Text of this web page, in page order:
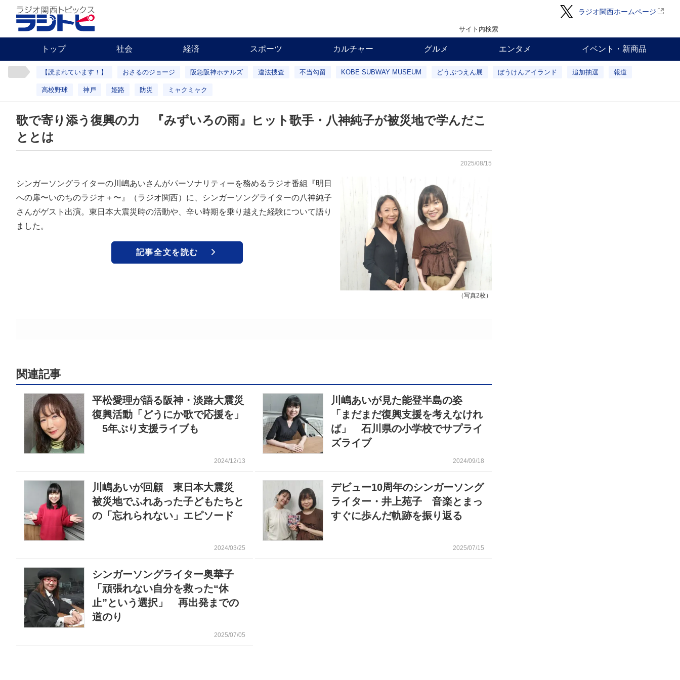
ラジオ関西ホームページ
サイト内検索
トップ 社会 経済 スポーツ カルチャー グルメ エンタメ イベント・新商品
【読まれています！】 おさるのジョージ 阪急阪神ホテルズ 違法捜査 不当勾留 KOBE SUBWAY MUSEUM どうぶつえん展 ぼうけんアイランド 追加抽選 報道
高校野球 神戸 姫路 防災 ミャクミャク
歌で寄り添う復興の力 『みずいろの雨』ヒット歌手・八神純子が被災地で学んだこ
ととは
2025/08/15
（写真2枚）
シンガーソングライターの川嶋あいさんがパーソナリティーを務めるラジオ番組『明日
への扉〜いのちのラジオ＋〜』（ラジオ関西）に、シンガーソングライターの八神純子
さんがゲスト出演。東日本大震災時の活動や、辛い時期を乗り越えた経験について語り
ました。
記事全文を読む
関連記事
平松愛理が語る阪神・淡路大震災
復興活動「どうにか歌で応援を」
5年ぶり支援ライブも
2024/12/13
川嶋あいが見た能登半島の姿
「まだまだ復興支援を考えなけれ
ば」 石川県の小学校でサプライ
ズライブ
2024/09/18
川嶋あいが回顧 東日本大震災
被災地でふれあった子どもたちと
の「忘れられない」エピソード
2024/03/25
デビュー10周年のシンガーソング
ライター・井上苑子 音楽とまっ
すぐに歩んだ軌跡を振り返る
2025/07/15
シンガーソングライター奥華子
「頑張れない自分を救った“休
止”という選択」 再出発までの
道のり
2025/07/05